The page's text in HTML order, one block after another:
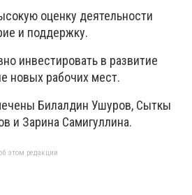
оценку деятельности
и поддержку.
инвестировать в развитие
новых рабочих мест.
Билалдин Ушуров, Сыткы
и Зарина Самигуллина.
этом редакции